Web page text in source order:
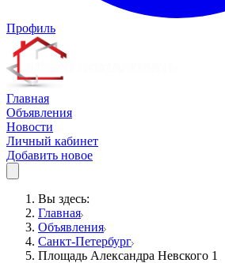
Профиль
Главная
Объявления
Новости
Личный кабинет
Добавить новое
Вы здесь:
Главная
Объявления
Санкт-Петербург
Площадь Александра Невского 1